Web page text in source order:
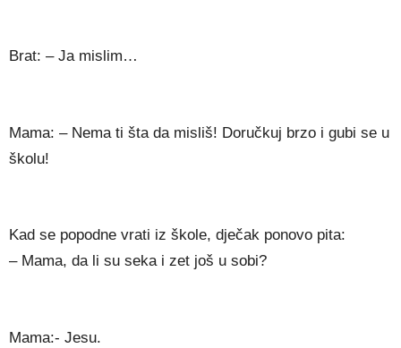
Brat: – Ja mislim…
Mama: – Nema ti šta da misliš! Doručkuj brzo i gubi se u
školu!
Kad se popodne vrati iz škole, dječak ponovo pita:
– Mama, da li su seka i zet još u sobi?
Mama:- Jesu.